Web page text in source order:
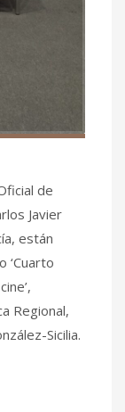
de
Javier
están
‘Cuarto
Regional,
Sicilia.